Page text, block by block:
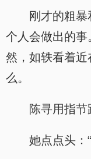
刚才的粗
个人会做出的事
然，如轶看着
么。
陈寻用指节
她点点头：